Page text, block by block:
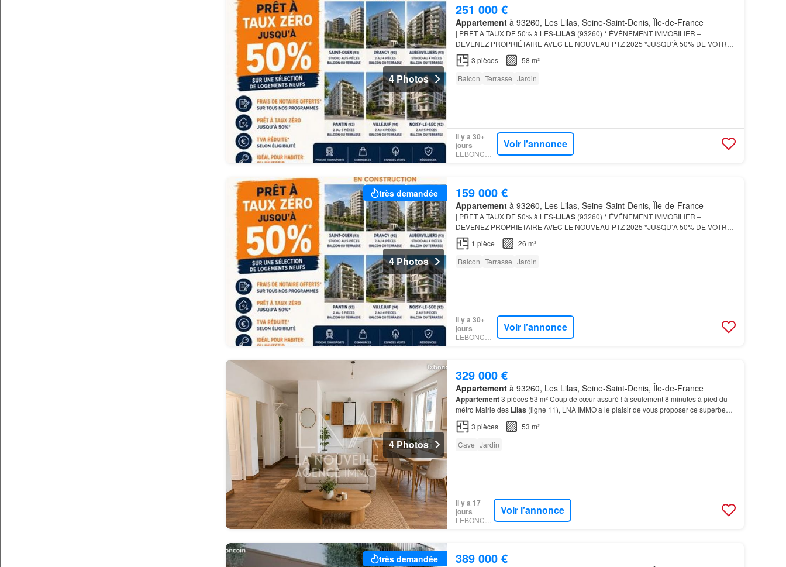
4 Photos
251 000 €
Appartementà 93260, Les Lilas, Seine-Saint-Denis, Île-de-France
| PRET A TAUX DE 50% à LES-LILAS(93260) * ÉVÉNEMENT IMMOBILIER –
DEVENEZ PROPRIÉTAIRE AVEC LE NOUVEAU PTZ 2025 *JUSQU’À 50% DE VOTRE
APPARTEMENTFINANCÉ disponibles sur différents programmes: - Pantin -
Aubervilliers - Saint…
3 pièces
58 m²
Balcon Terrasse Jardin
Il y a 30+
jours
Voir l'annonce
très demandée
4 Photos
159 000 €
Appartementà 93260, Les Lilas, Seine-Saint-Denis, Île-de-France
| PRET A TAUX DE 50% à LES-LILAS(93260) * ÉVÉNEMENT IMMOBILIER –
DEVENEZ PROPRIÉTAIRE AVEC LE NOUVEAU PTZ 2025 *JUSQU’À 50% DE VOTRE
APPARTEMENTFINANCÉ disponibles sur différents programmes: - Pantin -
Aubervilliers - Saint…
1 pièce
26 m²
Balcon Terrasse Jardin
Il y a 30+
jours
Voir l'annonce
4 Photos
329 000 €
Appartementà 93260, Les Lilas, Seine-Saint-Denis, Île-de-France
Appartement3 pièces 53 m² Coup de cœur assuré ! à seulement 8 minutes à pied du
métro Mairie des Lilas (ligne 11), LNA IMMO a le plaisir de vous proposer ce superbe
appartement 3 pièces de 52,55 m²,…
3 pièces
53 m²
Cave Jardin
Il y a 17
jours
Voir l'annonce
très demandée 389 000 €